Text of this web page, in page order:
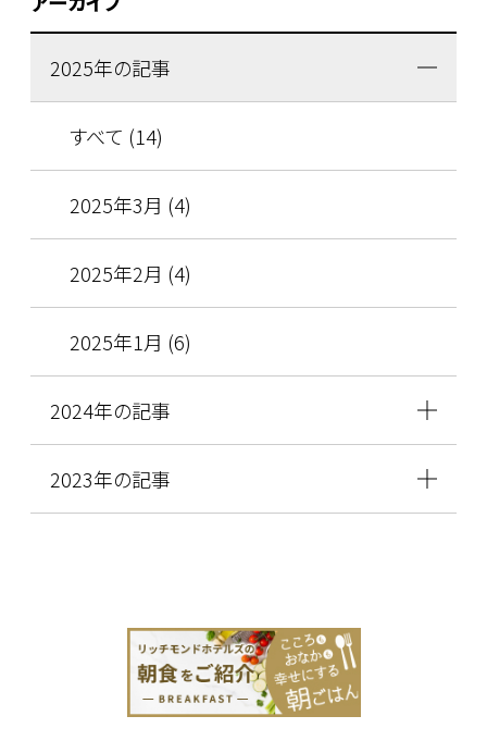
2025年の記事
すべて (14)
2025年3月 (4)
2025年2月 (4)
2025年1月 (6)
2024年の記事
2023年の記事